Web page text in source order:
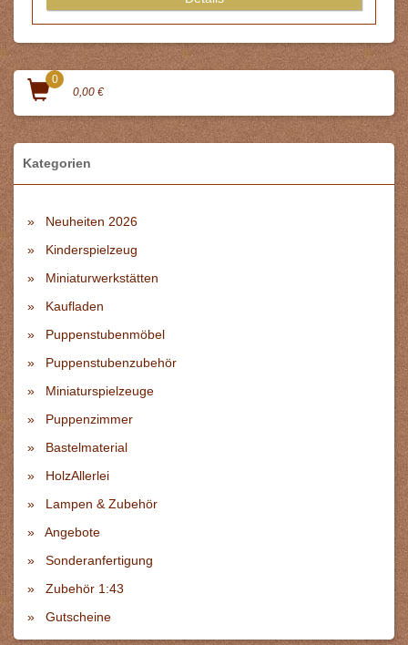
0
0,00 €
Kategorien
Neuheiten 2026
Kinderspielzeug
Miniaturwerkstätten
Kaufladen
Puppenstubenmöbel
Puppenstubenzubehör
Miniaturspielzeuge
Puppenzimmer
Bastelmaterial
HolzAllerlei
Lampen & Zubehör
Angebote
Sonderanfertigung
Zubehör 1:43
Gutscheine